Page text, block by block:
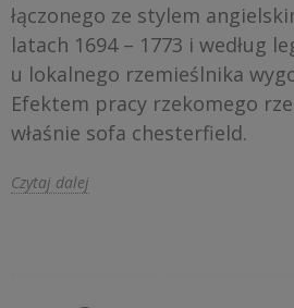
łączonego ze stylem
latach 1694 – 1773 i według
u lokalnego rzemieślnika
Efektem pracy rzekomego
właśnie sofa chesterfield.
Czytaj dalej